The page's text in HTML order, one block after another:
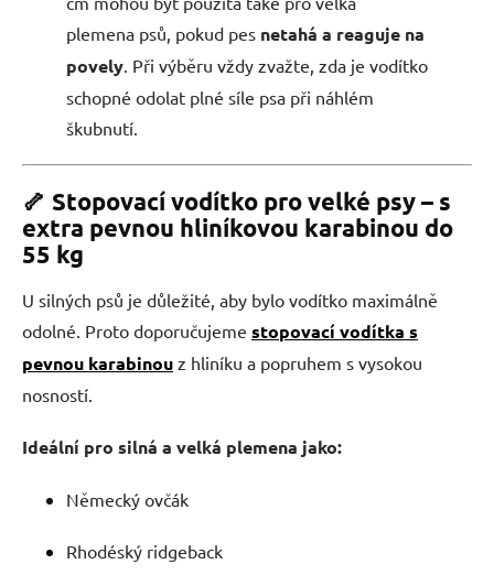
plemena psů, pokud pes netahá a reaguje na
povely. Při výběru vždy zvažte, zda je vodítko
schopné odolat plné síle psa při náhlém
škubnutí.
🦴 Stopovací vodítko pro velké psy – s
extra pevnou hliníkovou karabinou do
55 kg
U silných psů je důležité, aby bylo vodítko maximálně
odolné. Proto doporučujeme stopovací vodítka s
pevnou karabinou z hliníku a popruhem s vysokou
nosností.
Ideální pro silná a velká plemena jako:
Německý ovčák
Rhodéský ridgeback